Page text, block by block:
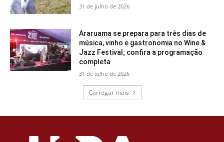
31 de julho de 2026
Araruama se prepara para três dias de
música, vinho e gastronomia no Wine &
Jazz Festival; confira a programação
completa
31 de julho de 2026
Carregar mais